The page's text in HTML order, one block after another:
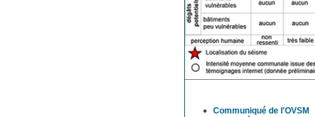
Communiqué de l'OVSM